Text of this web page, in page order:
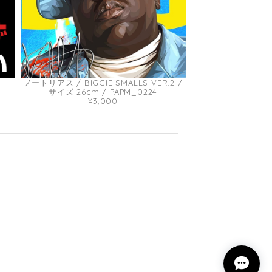
ノートリアス / BIGGIE SMALLS VER.2 /
サイズ 26cm / PAPM_0224
¥3,000